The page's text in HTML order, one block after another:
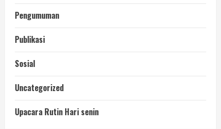
Pengumuman
Publikasi
Sosial
Uncategorized
Upacara Rutin Hari senin